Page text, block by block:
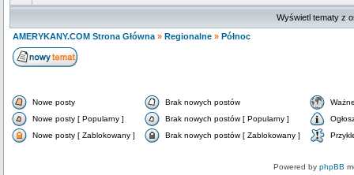
Wyświetl tematy z
AMERYKANY.COM Strona Główna » Regionalne » Północ
Nowe posty Brak nowych postów
Nowe posty [ Popularny ]
Brak nowych postów [ Popularny ]
Nowe posty [ Zablokowany ]
Brak nowych postów [ Zablokowany ]
Powered by phpBB